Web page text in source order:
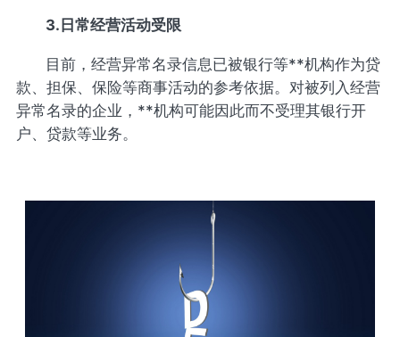
3.日常经营活动受限
目前，经营异常名录信息已被银行等**机构作为贷
款、担保、保险等商事活动的参考依据。对被列入经营
异常名录的企业，**机构可能因此而不受理其银行开
户、贷款等业务。